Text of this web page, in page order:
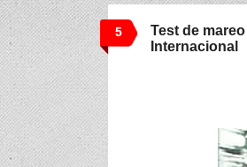
5
Test de
Internacional